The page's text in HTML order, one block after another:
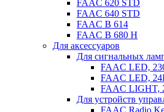
FAAC 620 STD
FAAC 640 STD
FAAC B 614
FAAC B 680 H
Для аксессуаров
Для сигнальных
FAAC LED,
FAAC LED,
FAAC LIGHT,
Для устройств
FAAC Radio